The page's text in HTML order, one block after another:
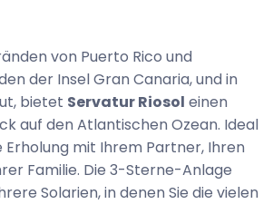
von Puerto Rico und
der Insel Gran Canaria, und in
bietet Servatur Riosol einen
auf den Atlantischen Ozean. Ideal
Erholung mit Ihrem Partner, Ihren
Familie. Die 3-Sterne-Anlage
Solarien, in denen Sie die vielen